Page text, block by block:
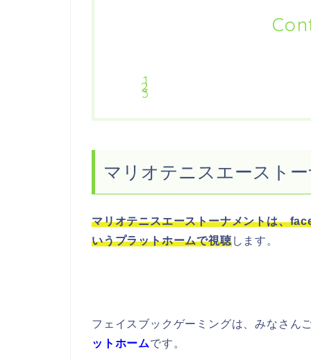
マリオテニスエースト
マリオテニスエーストーナメントは、
いうプラットホームで視聴します。
フェイスブックゲーミングは、みなさん
ットホームです。